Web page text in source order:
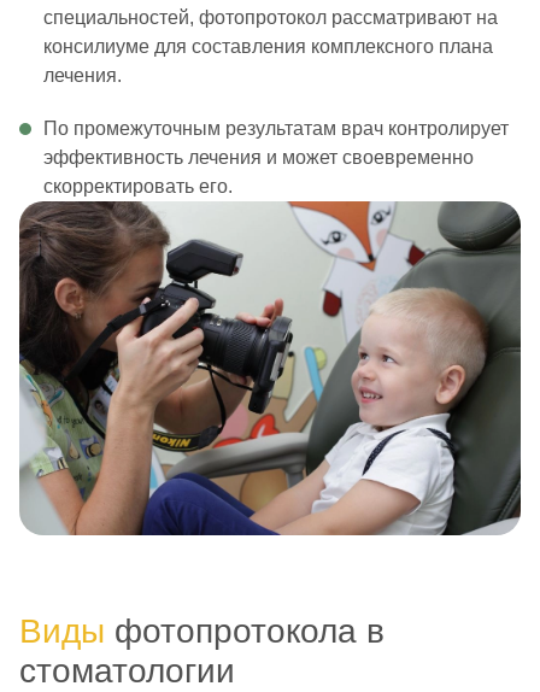
специальностей, фотопротокол рассматривают на
консилиуме для составления комплексного плана
лечения.
По промежуточным результатам врач контролирует
эффективность лечения и может своевременно
скорректировать его.
Виды фотопротокола в
стоматологии